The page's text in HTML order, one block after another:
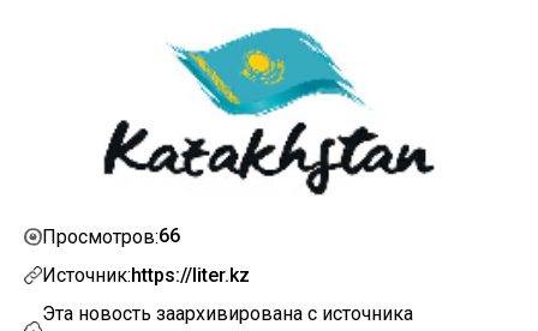
Просмотров:66
Источник:https://liter.kz
Эта новость заархивирована с источника